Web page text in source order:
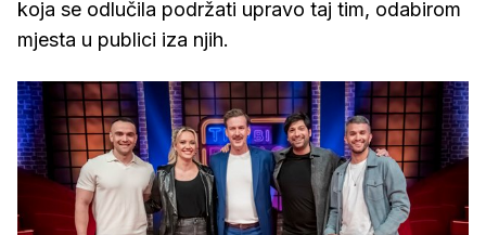
koja se odlučila podržati upravo taj tim, odabirom
mjesta u publici iza njih.